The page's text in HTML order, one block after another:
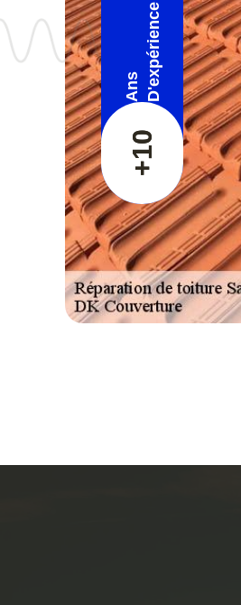
+10
Ans D'expérience